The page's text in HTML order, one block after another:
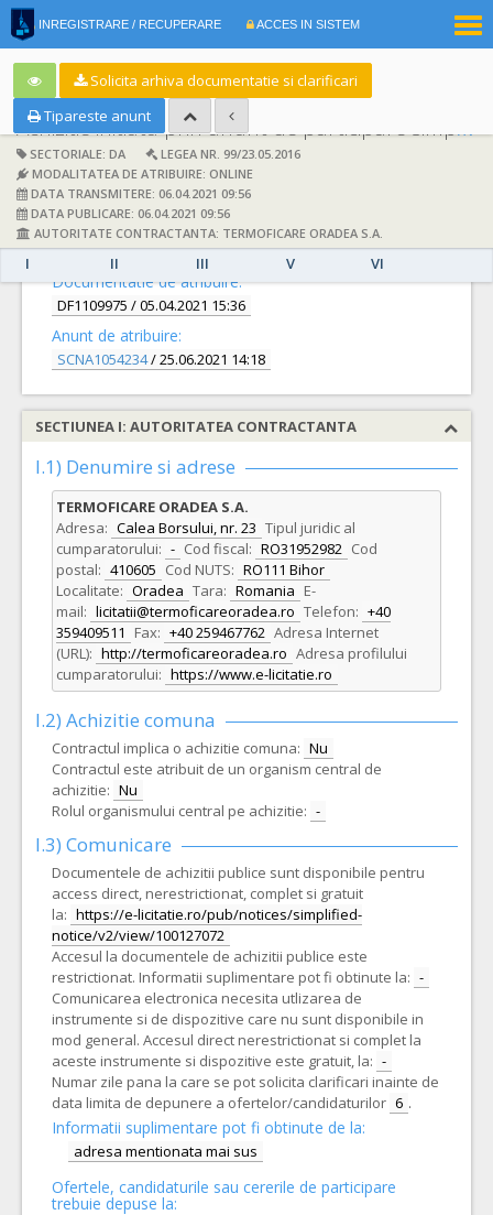
INREGISTRARE / RECUPERARE ACCES IN SISTEM
Solicita arhiva documentatie si clarificari
Tipareste anunt
Achizitie initiata prin anunt de participare simplificat:
SECTORIALE: DA
LEGEA NR. 99/23.05.2016
MODALITATEA DE ATRIBUIRE: ONLINE
DATA TRANSMITERE: 06.04.2021 09:56
DATA PUBLICARE: 06.04.2021 09:56
AUTORITATE CONTRACTANTA: TERMOFICARE ORADEA S.A.
I II III V VI
DETALII
Documentatie de atribuire:
DF1109975 / 05.04.2021 15:36
Anunt de atribuire:
SCNA1054234/ 25.06.2021 14:18
SECTIUNEA I: AUTORITATEA CONTRACTANTA
I.1) Denumire si adrese
TERMOFICARE ORADEA S.A.
Adresa: Calea Borsului, nr. 23 Tipul juridic al
cumparatorului: - Cod fiscal: RO31952982 Cod
postal: 410605 Cod NUTS: RO111 Bihor
Localitate: Oradea Tara: Romania E-
mail: licitatii@termoficareoradea.ro Telefon: +40
359409511
Fax: +40 259467762 Adresa Internet
(URL): http://termoficareoradea.ro Adresa profilului
cumparatorului: https://www.e-licitatie.ro
I.2) Achizitie comuna
Contractul implica o achizitie comuna: Nu
Contractul este atribuit de un organism central de
achizitie: Nu
Rolul organismului central pe achizitie: -
I.3) Comunicare
Documentele de achizitii publice sunt disponibile pentru
access direct, nerestrictionat, complet si gratuit
la: https://e-licitatie.ro/pub/notices/simplified-
notice/v2/view/100127072
Accesul la documentele de achizitii publice este
restrictionat. Informatii suplimentare pot fi obtinute la: -
Comunicarea electronica necesita utlizarea de
instrumente si de dispozitive care nu sunt disponibile in
mod general. Accesul direct nerestrictionat si complet la
aceste instrumente si dispozitive este gratuit, la: -
Numar zile pana la care se pot solicita clarificari inainte de
data limita de depunere a ofertelor/candidaturilor 6 .
Informatii suplimentare pot fi obtinute de la:
adresa mentionata mai sus
Ofertele, candidaturile sau cererile de participare
trebuie depuse la: